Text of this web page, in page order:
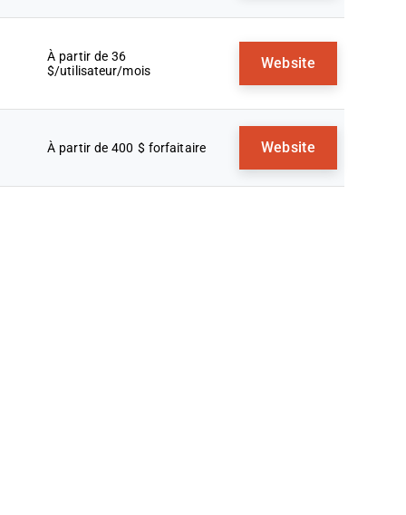
À partir de 36
$/utilisateur/mois
Website
À partir de 400 $ forfaitaire Website